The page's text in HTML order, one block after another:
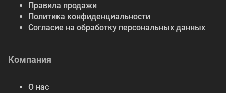
Правила продажи
Политика конфиденциальности
Согласие на обработку персональных данных
Компания
О нас